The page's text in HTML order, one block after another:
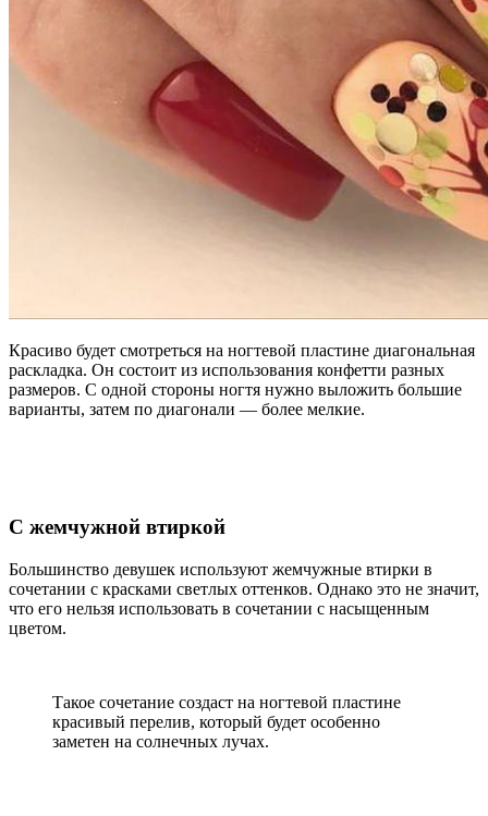
Красиво будет смотреться на ногтевой пластине диагональная
раскладка. Он состоит из использования конфетти разных
размеров. С одной стороны ногтя нужно выложить большие
варианты, затем по диагонали — более мелкие.
С жемчужной втиркой
Большинство девушек используют жемчужные втирки в
сочетании с красками светлых оттенков. Однако это не значит,
что его нельзя использовать в сочетании с насыщенным
цветом.
Такое сочетание создаст на ногтевой пластине
красивый перелив, который будет особенно
заметен на солнечных лучах.